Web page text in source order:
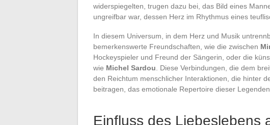
widerspiegelten, trugen dazu bei, das Bild eines
ungreifbar war, dessen Herz im Rhythmus eines
In diesem Universum, in dem Herz und Musik
bemerkenswerte Freundschaften, wie die zwischen
Hockeyspieler und Freund der Sängerin, oder die
wie Michel Sardou . Diese Verbindungen, die dem
den Reichtum menschlicher Interaktionen, die hinter
beitragen, das emotionale Repertoire dieser
Einfluss des Liebeslebens